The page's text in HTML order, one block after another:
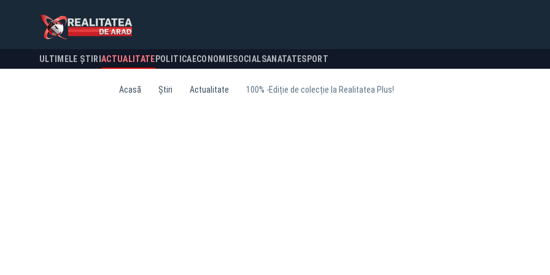
ULTIMELE ȘTIRI ACTUALITATE POLITICA ECONOMIESOCIALSANATATESPORT
Acasă Știri Actualitate 100% -Ediție de colecție la Realitatea Plus!